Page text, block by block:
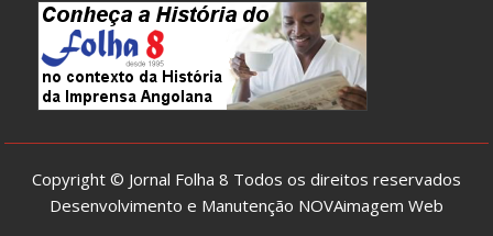
Copyright © Jornal Folha 8 Todos os direitos reservados
Desenvolvimento e Manutenção NOVAimagem Web